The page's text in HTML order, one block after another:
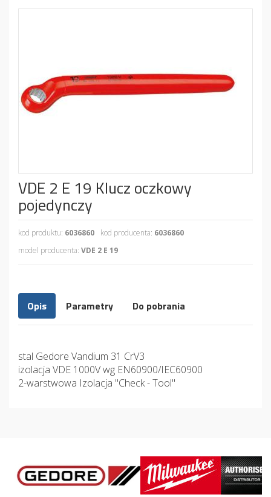
VDE 2 E 19 Klucz oczkowy
pojedynczy
kod produktu: 6036860 kod producenta: 6036860
model producenta: VDE 2 E 19
Opis Parametry Do pobrania
stal Gedore Vandium 31 CrV3
izolacja VDE 1000V wg EN60900/IEC60900
2-warstwowa Izolacja "Check - Tool"